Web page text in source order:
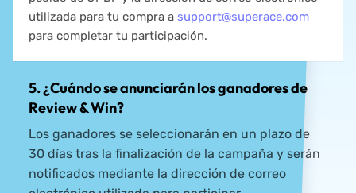
utilizada para tu compra a support@superace.com
para completar tu participación.
5. ¿Cuándo se anunciarán los ganadores de
Review & Win?
Los ganadores se seleccionarán en un plazo de
30 días tras la finalización de la campaña y serán
notificados mediante la dirección de correo